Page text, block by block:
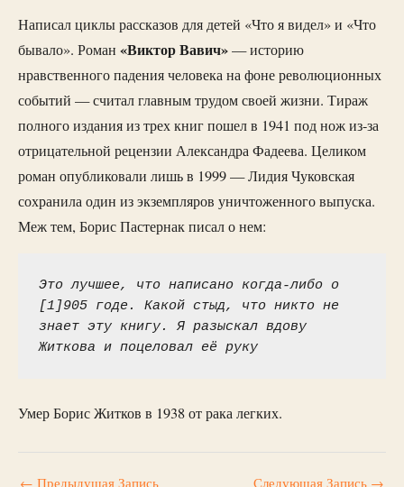
Написал циклы рассказов для детей «Что я видел» и «Что
бывало». Роман «Виктор Вавич»— историю
нравственного падения человека на фоне революционных
событий — считал главным трудом своей жизни. Тираж
полного издания из трех книг пошел в 1941 под нож из-за
отрицательной рецензии Александра Фадеева. Целиком
роман опубликовали лишь в 1999 — Лидия Чуковская
сохранила один из экземпляров уничтоженного выпуска.
Меж тем, Борис Пастернак писал о нем:
Это лучшее, что написано когда-либо о
[1]905 годе. Какой стыд, что никто не
знает эту книгу. Я разыскал вдову
Житкова и поцеловал её руку
Умер Борис Житков в 1938 от рака легких.
← Предыдущая Запись Следующая Запись →